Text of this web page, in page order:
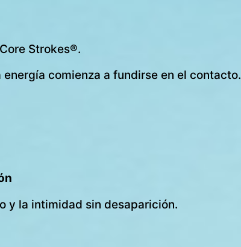
Strokes®.
comienza a fundirse en el contacto.
y la intimidad sin desaparición.